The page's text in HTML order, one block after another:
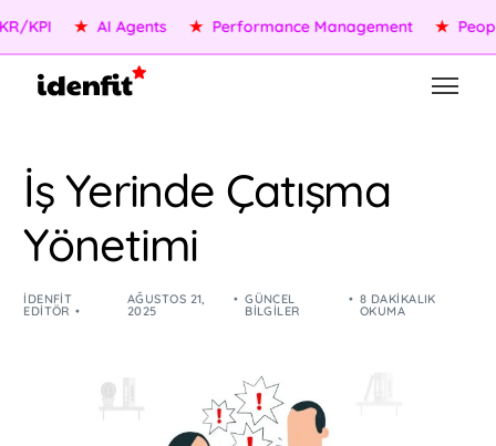
★ AI Agents ★ Performance Management ★ People
İş Yerinde Çatışma
Yönetimi
IDENFIT
EDITÖR
AĞUSTOS 21,
2025
GÜNCEL
BILGILER
8 DAKIKALIK
OKUMA